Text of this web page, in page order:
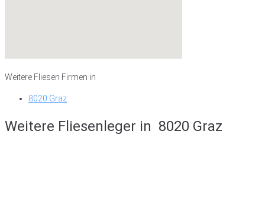
Weitere Fliesen Firmen in
8020 Graz
Weitere Fliesenleger in 8020 Graz